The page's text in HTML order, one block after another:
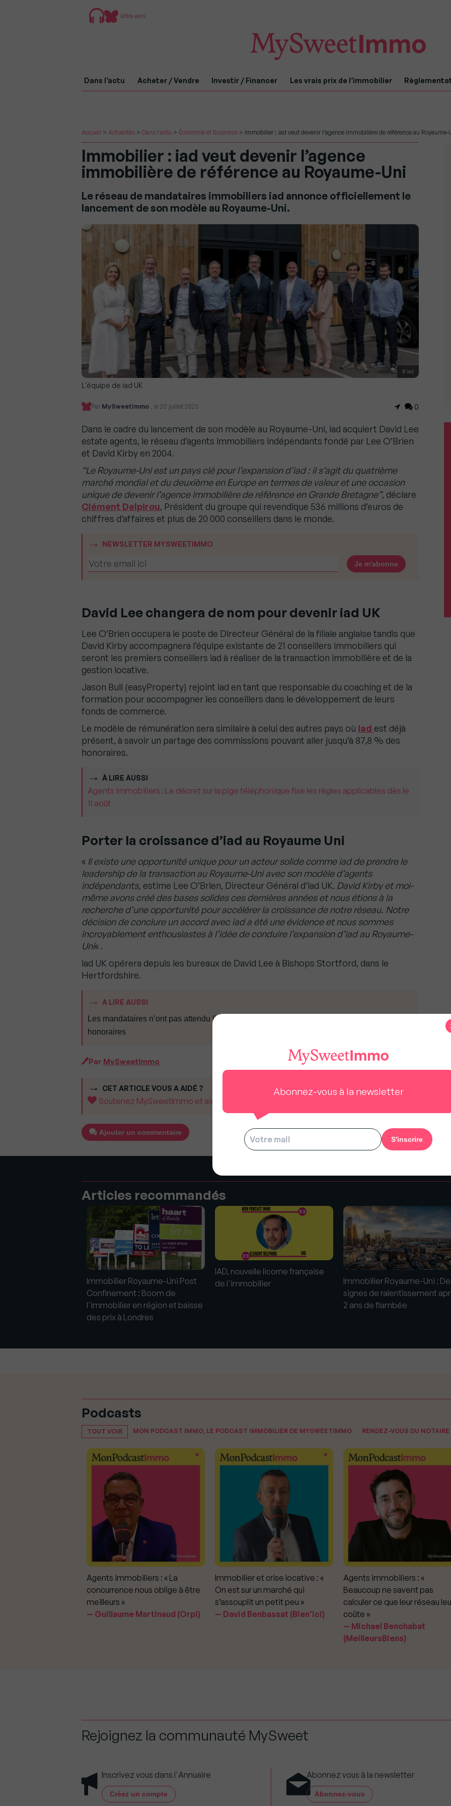
Votre avis
Dans l’actu Acheter / Vendre Investir / Financer Les vrais prix de l’immobilier
Accueil > Actualités > Dans l'actu > Économie et Business > Immobilier : iad veut devenir l’agence immobilière de référence au Royaume-
Immobilier : iad veut devenir l’agence
immobilière de référence au Royaume-Uni
Le réseau de mandataires immobiliers iad annonce officiellement le
lancement de son modèle au Royaume-Uni.
© iad
L'équipe de iad UK
Par MySweetImmo , le 20 juillet 2023 0
Dans le cadre du lancement de son modèle au Royaume-Uni, iad acquiert David Lee
estate agents, le réseau d’agents immobiliers indépendants fondé par Lee O’Brien
et David Kirby en 2004.
“Le Royaume-Uni est un pays clé pour l’expansion d’iad : il s’agit du quatrième
marché mondial et du deuxième en Europe en termes de valeur et une occasion
unique de devenir l’agence immobilière de référence en Grande Bretagne”, déclare
Clément Delpirou, Président du groupe qui revendique 536 millions d’euros de
chiffres d’affaires et plus de 20 000 conseillers dans le monde.
NEWSLETTER MYSWEETIMMO
David Lee changera de nom pour devenir iad UK
Lee O’Brien occupera le poste de Directeur Général de la filiale anglaise tandis que
David Kirby accompagnera l’équipe existante de 21 conseillers immobiliers qui
seront les premiers conseillers iad à réaliser de la transaction immobilière et de la
gestion locative.
Jason Bull (easyProperty) rejoint iad en tant que responsable du coaching et de la
formation pour accompagner les conseillers dans le développement de leurs
fonds de commerce.
Le modèle de rémunération sera similaire à celui des autres pays où iad est déjà
présent, à savoir un partage des commissions pouvant aller jusqu’à 87,8 % des
honoraires.
À LIRE AUSSI
Agents immobiliers : Le décret sur la pige téléphonique fixe les règles applicables dès le
11 août
Porter la croissance d’iad au Royaume Uni
« Il existe une opportunité unique pour un acteur solide comme iad de prendre le
leadership de la transaction au Royaume-Uni avec son modèle d’agents
indépendants, estime Lee O’Brien, Directeur Général d’iad UK. David Kirby et moi-
même avons créé des bases solides ces dernières années et nous étions à la
recherche d’une opportunité pour accélérer la croissance de notre réseau. Notre
décision de conclure un accord avec iad a été une évidence et nous sommes
incroyablement enthousiastes à l’idée de conduire l’expansion d’iad au Royaume-
Uni« .
iad UK opérera depuis les bureaux de David Lee à Bishops Stortford, dans le
Hertfordshire.
A LIRE AUSSI
Les mandataires n’ont pas attendu l’Autorité de la concurrence pour baisser leurs
honoraires
Par MySweetImmo
CET ARTICLE VOUS A AIDÉ ?
Soutenez MySweetImmo et aidez-nous à rester gratuit pour tous.
Ajouter un commentaire
Articles recommandés
Immobilier Royaume-Uni Post
Confinement : Boom de
l'immobilier en région et baisse
des prix à Londres
IAD, nouvelle licorne française
de l'immobilier
Immobilier Royaume-Uni :
signes de ralentissement
2 ans de flambée
Podcasts
TOUT VOIR MON PODCAST IMMO, LE PODCAST IMMOBILIER DE MYSWEETIMMO RENDEZ-VOUS DU NOTAIRE
Agents immobiliers : « La
concurrence nous oblige à être
meilleurs »
Guillaume Martinaud (Orpi)
Immobilier et crise locative : «
On est sur un marché qui
s’assouplit un petit peu »
David Benbassat (Bien’ici)
Agents immobiliers : «
Beaucoup ne savent pas
calculer ce que leur réseau
coûte »
Michael Benchabat
(MeilleursBiens)
Rejoignez la communauté MySweet
Inscrivez vous dans l'Annuaire
Créez un compte
Abonnez vous à la newsletter
Abonnez-vous
Abonnez-vous à la newsletter